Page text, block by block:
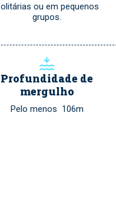
ou em pequenos
grupos.
Profundidade de
mergulho
Pelo menos 106m